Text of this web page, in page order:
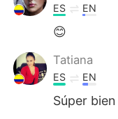
한국어
Indonesia
Türkçe
ES EN
😊
Tatiana
ES EN
Súper